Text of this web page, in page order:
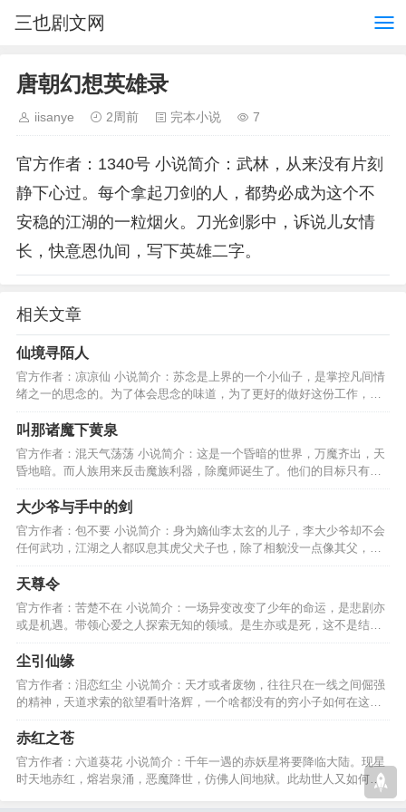
三也剧文网
唐朝幻想英雄录
iisanye 2周前 完本小说 7
官方作者：1340号 小说简介：武林，从来没有片刻
静下心过。每个拿起刀剑的人，都势必成为这个不
安稳的江湖的一粒烟火。刀光剑影中，诉说儿女情
长，快意恩仇间，写下英雄二字。
相关文章
仙境寻陌人
官方作者：凉凉仙 小说简介：苏念是上界的一个小仙子，是掌控凡间情
绪之一的思念的。为了体会思念的味道，为了更好的做好这份工作，她
下凡了，成了苏小仙。…
叫那诸魔下黄泉
官方作者：混天气荡荡 小说简介：这是一个昏暗的世界，万魔齐出，天
昏地暗。而人族用来反击魔族利器，除魔师诞生了。他们的目标只有一
个，叫那诸魔下黄泉！…
大少爷与手中的剑
官方作者：包不要 小说简介：身为嫡仙李太玄的儿子，李大少爷却不会
任何武功，江湖之人都叹息其虎父犬子也，除了相貌没一点像其父，然
而事实真是如此吗………
天尊令
官方作者：苦楚不在 小说简介：一场异变改变了少年的命运，是悲剧亦
或是机遇。带领心爱之人探索无知的领域。是生亦或是死，这不是结
束，一切都才刚刚开始！…
尘引仙缘
官方作者：泪恋红尘 小说简介：天才或者废物，往往只在一线之间倔强
的精神，天道求索的欲望看叶洛辉，一个啥都没有的穷小子如何在这茫
茫红尘，仙缘天道中求索…
赤红之苍
官方作者：六道葵花 小说简介：千年一遇的赤妖星将要降临大陆。现星
时天地赤红，熔岩泉涌，恶魔降世，仿佛人间地狱。此劫世人又如何去